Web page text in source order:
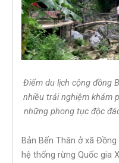
Điểm du lịch cộng đồng
nhiều trải nghiệm khám
những phong tục độc
Bản Bến Thân ở xã
hệ thống rừng Quốc gia